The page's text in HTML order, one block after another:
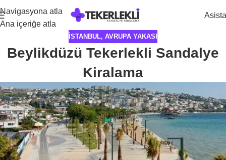
Navigasyona atla
Ana içeriğe atla
İSTANBUL, AVRUPA YAKASI
Beylikdüzü Tekerlekli Sandalye
Kiralama